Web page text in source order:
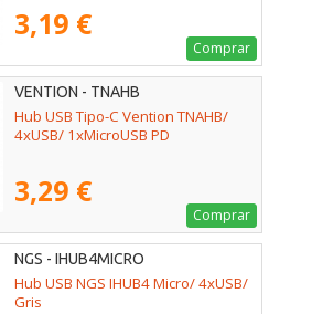
3,19 €
Comprar
VENTION - TNAHB
Hub USB Tipo-C Vention TNAHB/
4xUSB/ 1xMicroUSB PD
3,29 €
Comprar
NGS - IHUB4MICRO
Hub USB NGS IHUB4 Micro/ 4xUSB/
Gris